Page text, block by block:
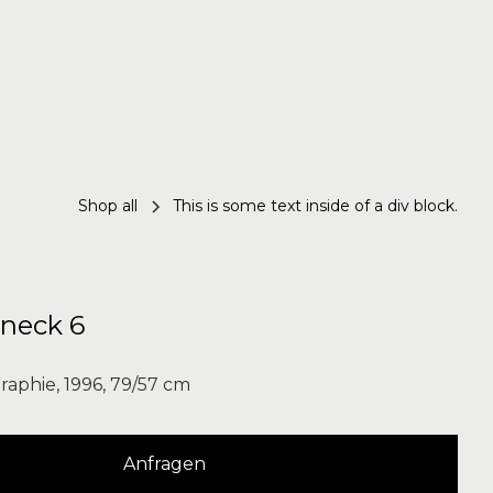
Shop all This is some text inside of a div block.
6
1996, 79/57 cm
Anfragen